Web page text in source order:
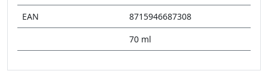
EAN
8715946687308
70 ml